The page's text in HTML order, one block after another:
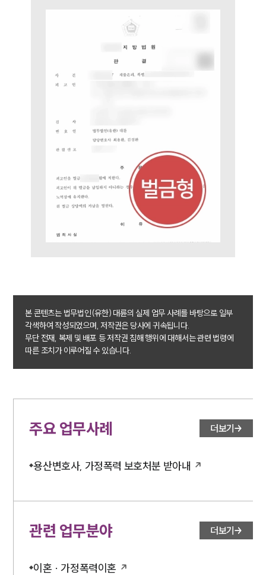
부소개
글로벌 파트너 로펌
고객의 소리
통합검색
AI대륜
업무사례
이혼 주요 업무사례
사례분석/최신동향
업무분야
업무
전체
이혼전문변호사
언론보도
법률 블로그
세미나
본 콘텐츠는 법무법인(유한) 대륜의 실제 업무 사례를 바탕으로 일부
각색하여 작성되었으며, 저작권은 당사에 귀속됩니다.
무단 전재, 복제 및 배포 등 저작권 침해 행위에 대해서는 관련 법령에
따른 조치가 이루어질 수 있습니다.
주요 업무사례 더보기
용산변호사, 가정폭력 보호처분 받아내
관련 업무분야 더보기
이혼 · 가정폭력이혼